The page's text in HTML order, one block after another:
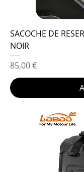
SACOCHE DE
NOIR
Prix
85,00 €